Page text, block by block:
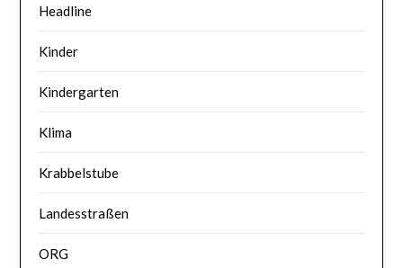
Headline
Kinder
Kindergarten
Klima
Krabbelstube
Landesstraßen
ORG